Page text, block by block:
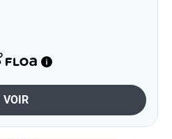
VOIR